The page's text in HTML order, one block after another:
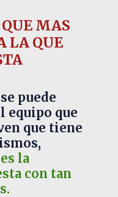
MAS
LA QUE
puede
equipo que
que tiene
la
con tan